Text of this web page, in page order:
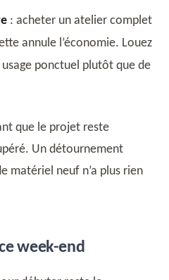
: acheter un atelier complet
annule l’économie. Louez
ponctuel plutôt que de
que le projet reste
Un détournement
matériel neuf n’a plus rien
week-end